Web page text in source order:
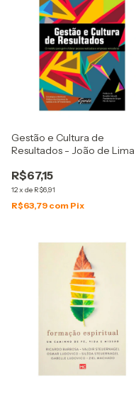
Gestão e Cultura de
Resultados - João de Lima
R$67,15
12x de R$6,91
R$63,79 com Pix